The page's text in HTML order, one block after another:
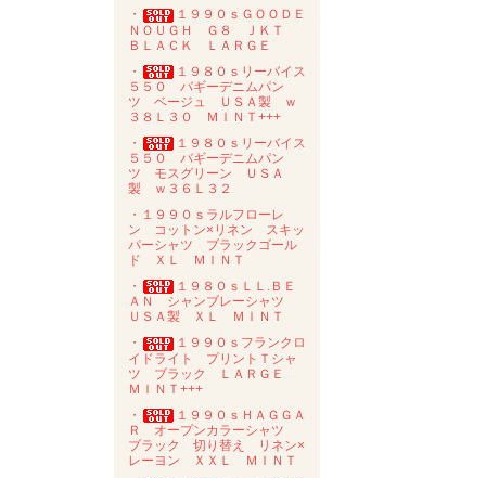
・
１９９０ｓＧＯＯＤＥ
ＮＯＵＧＨ Ｇ８ ＪＫＴ
ＢＬＡＣＫ ＬＡＲＧＥ
・
１９８０ｓリーバイス
５５０ バギーデニムパン
ツ ベージュ ＵＳＡ製 ｗ
３８Ｌ３０ ＭＩＮＴ+++
・
１９８０ｓリーバイス
５５０ バギーデニムパン
ツ モスグリーン ＵＳＡ
製 ｗ３６Ｌ３２
・１９９０ｓラルフローレ
ン コットン×リネン スキッ
パーシャツ ブラックゴール
ド ＸＬ ＭＩＮＴ
・
１９８０ｓＬＬ.ＢＥ
ＡＮ シャンブレーシャツ
ＵＳＡ製 ＸＬ ＭＩＮＴ
・
１９９０ｓフランクロ
イドライト プリントＴシャ
ツ ブラック ＬＡＲＧＥ
ＭＩＮＴ+++
・
１９９０ｓＨＡＧＧＡ
Ｒ オープンカラーシャツ
ブラック 切り替え リネン×
レーヨン ＸＸＬ ＭＩＮＴ